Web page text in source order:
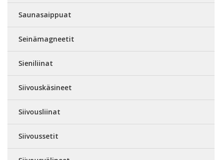
Saunasaippuat
Seinämagneetit
Sieniliinat
Siivouskäsineet
Siivousliinat
Siivoussetit